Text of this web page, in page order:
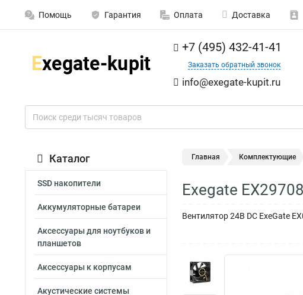
Помощь Гарантия Оплата Доставка
+7 (495) 432-41-41
Заказать обратный звонок
info@exegate-kupit.ru
Каталог
SSD накопители
Аккумуляторные батареи
Аксессуары для ноутбуков и
планшетов
Аксессуары к корпусам
Акустические системы
Главная Комплектующие
Exegate
Вентилятор 24В DC ExeGate